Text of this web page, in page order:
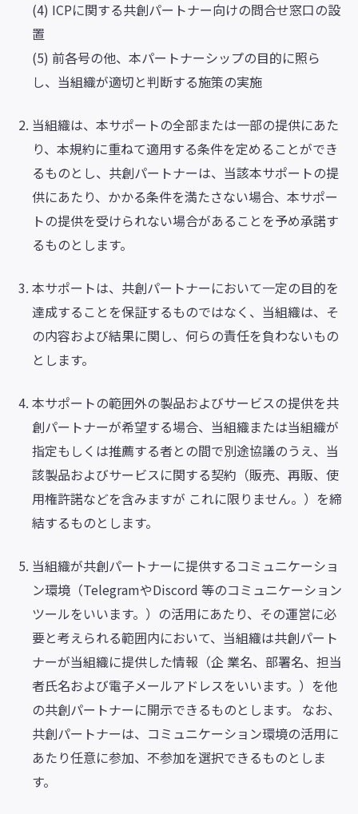
(4) ICPに関する共創パートナー向けの問合せ窓口の設
置
(5) 前各号の他、本パートナーシップの目的に照ら
し、当組織が適切と判断する施策の実施
当組織は、本サポートの全部または一部の提供にあた
り、本規約に重ねて適用する条件を定めることができ
るものとし、共創パートナーは、当該本サポートの提
供にあたり、かかる条件を満たさない場合、本サポー
トの提供を受けられない場合があることを予め承諾す
るものとします。
本サポートは、共創パートナーにおいて一定の目的を
達成することを保証するものではなく、当組織は、そ
の内容および結果に関し、何らの責任を負わないもの
とします。
本サポートの範囲外の製品およびサービスの提供を共
創パートナーが希望する場合、当組織または当組織が
指定もしくは推薦する者との間で別途協議のうえ、当
該製品およびサービスに関する契約（販売、再販、使
用権許諾などを含みますが これに限りません。）を締
結するものとします。
当組織が共創パートナーに提供するコミュニケーショ
ン環境（TelegramやDiscord 等のコミュニケーション
ツールをいいます。）の活用にあたり、その運営に必
要と考えられる範囲内において、当組織は共創パート
ナーが当組織に提供した情報（企 業名、部署名、担当
者氏名および電子メールアドレスをいいます。）を他
の共創パートナーに開示できるものとします。 なお、
共創パートナーは、コミュニケーション環境の活用に
あたり任意に参加、不参加を選択できるものとしま
す。